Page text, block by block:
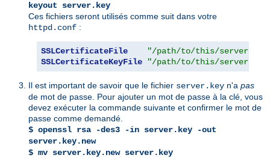
keyout server.key
Ces fichiers seront utilisés comme suit dans votre
httpd.conf :
SSLCertificateFile
"/path/to/this/
SSLCertificateKeyFile
"/path/to/this/
Il est important de savoir que le fichier server.key n'a pas
de mot de passe. Pour ajouter un mot de passe à la clé, vous
devez exécuter la commande suivante et confirmer le mot de
passe comme demandé.
$ openssl rsa -des3 -in server.key -out
server.key.new
$ mv server.key.new server.key